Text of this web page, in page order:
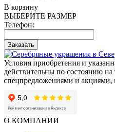
В корзину
ВЫБЕРИТЕ РАЗМЕР
Телефон:
Заказать
Условия приобретения и
действительны по состоянию
спецпредложениями и акциями,
О КОМПАНИИ